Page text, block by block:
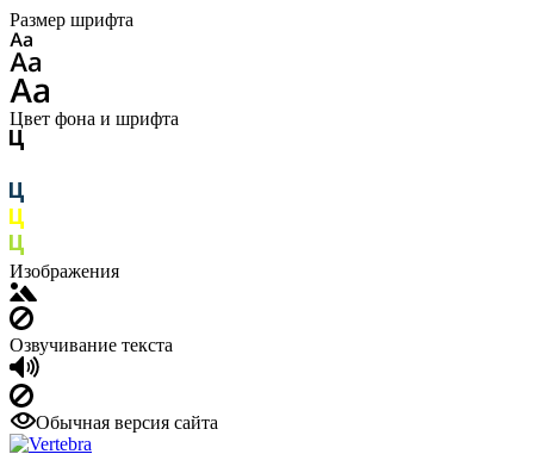
Размер шрифта
Цвет фона и шрифта
Изображения
Озвучивание текста
Обычная версия сайта